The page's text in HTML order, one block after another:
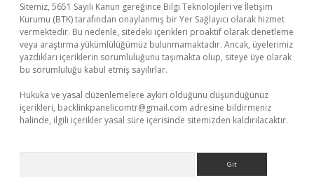
Sitemiz, 5651 Sayılı Kanun gereğince Bilgi Teknolojileri ve İletişim
Kurumu (BTK) tarafından onaylanmış bir Yer Sağlayıcı olarak hizmet
vermektedir. Bu nedenle, sitedeki içerikleri proaktif olarak denetleme
veya araştırma yükümlülüğümüz bulunmamaktadır. Ancak, üyelerimiz
yazdıkları içeriklerin sorumluluğunu taşımakta olup, siteye üye olarak
bu sorumluluğu kabul etmiş sayılırlar.
Hukuka ve yasal düzenlemelere aykırı olduğunu düşündüğünüz
içerikleri, backlinkpanelicomtr@gmail.com adresine bildirmeniz
halinde, ilgili içerikler yasal süre içerisinde sitemizden kaldırılacaktır.